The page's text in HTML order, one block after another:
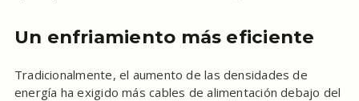
Un enfriamiento más eficiente
Tradicionalmente, el aumento de las densidades de
energía ha exigido más cables de alimentación debajo del